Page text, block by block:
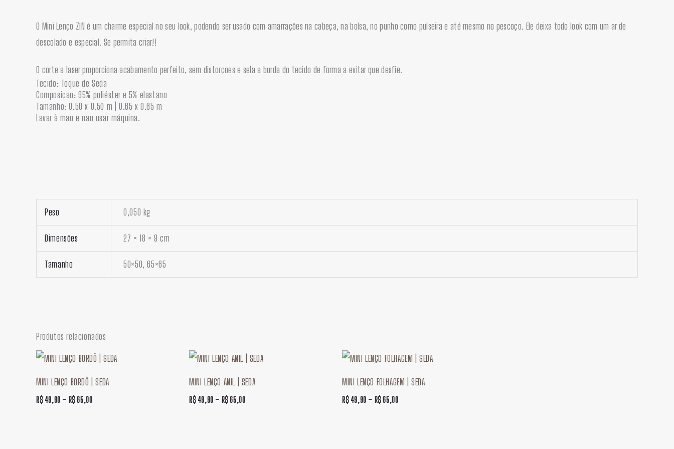
O Mini Lenço ZIN é um charme especial no seu look, podendo ser usado com amarrações na cabeça, na bolsa, no punho como pulseira e até mesmo no pescoço. Ele deixa todo look com um ar de
descolado e especial. Se permita criar!!
O corte a laser proporciona acabamento perfeito, sem distorçoes e sela a borda do tecido de forma a evitar que desfie.
Tecido: Toque de Seda
Composição: 95% poliéster e 5% elastano
Tamanho: 0.50 x 0.50 m | 0.65 x 0.65 m
Lavar à mão e não usar máquina.
Peso 0,050 kg
Dimensões 27 × 18 × 9 cm
Tamanho 50×50, 65×65
Produtos relacionados
MINI LENÇO BORDÔ | SEDA
R$49,90 – R$65,00
Faixa
preço:
R$ 49,90
através
MINI LENÇO ANIL | SEDA
R$49,90 – R$65,00
Faixa
de
preço:
R$ 49,90
através
MINI LENÇO FOLHAGEM | SEDA
R$49,90 – R$65,00
Faixa
preço:
R$ 49,90
através